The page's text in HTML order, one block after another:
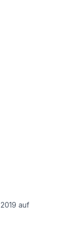
auf